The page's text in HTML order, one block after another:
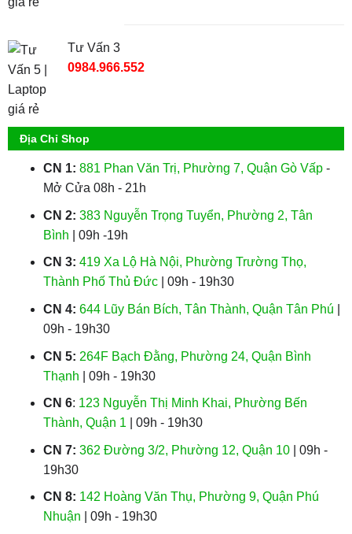
Tư Vấn 3
0984.966.552
Địa Chỉ Shop
CN 1: 881 Phan Văn Trị, Phường 7, Quận Gò Vấp-
Mở Cửa 08h - 21h
CN 2: 383 Nguyễn Trọng Tuyển, Phường 2, Tân
Bình | 09h -19h
CN 3: 419 Xa Lộ Hà Nội, Phường Trường Thọ,
Thành Phố Thủ Đức| 09h - 19h30
CN 4: 644 Lũy Bán Bích, Tân Thành, Quận Tân Phú
09h - 19h30
CN 5: 264F Bạch Đằng, Phường 24, Quận Bình
Thạnh | 09h - 19h30
CN 6: 123 Nguyễn Thị Minh Khai, Phường Bến
Thành, Quận 1 | 09h - 19h30
CN 7: 362 Đường 3/2, Phường 12, Quận 10| 09h -
19h30
CN 8: 142 Hoàng Văn Thụ, Phường 9, Quận Phú
Nhuận | 09h - 19h30